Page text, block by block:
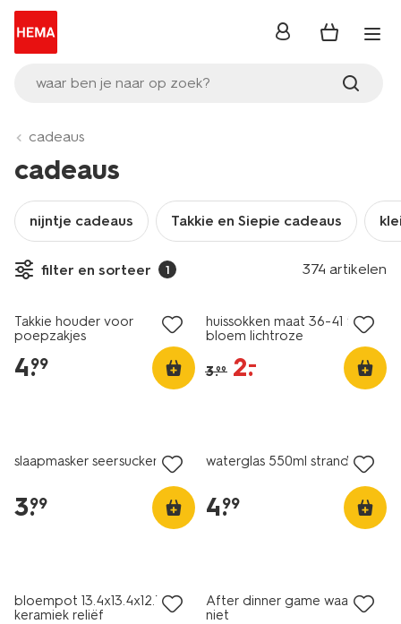
waar ben je naar op zoek?
inloggen
cadeaus
cadeaus
nijntje cadeaus Takkie en Siepie cadeaus
filter en sorteer 1 374 artikelen
Takkie houder voor
poepzakjes
4.
99
huissokken maat 36-41 fluffy
bloem lichtroze
3.99 2.
–
slaapmasker seersucker
3.
99
waterglas 550ml strand
4.
99
bloempot 13.4x13.4x12.7cm
keramiek reliëf
After dinner game waar of
niet